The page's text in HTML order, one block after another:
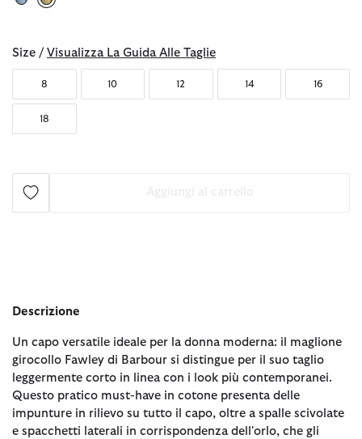
Size / Visualizza La Guida Alle Taglie
8 10 12 14 16
18
Descrizione
Un capo versatile ideale per la donna moderna: il maglione
girocollo Fawley di Barbour si distingue per il suo taglio
leggermente corto in linea con i look più contemporanei.
Questo pratico must-have in cotone presenta delle
impunture in rilievo su tutto il capo, oltre a spalle scivolate
e spacchetti laterali in corrispondenza dell'orlo, che gli